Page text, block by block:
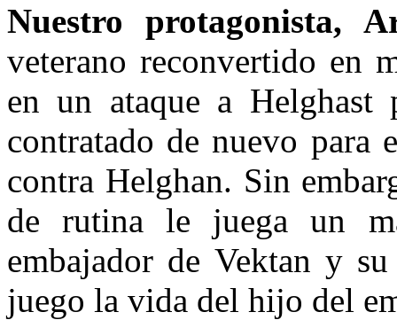
Nuestro protagonista,
veterano reconvertido en
en un ataque a
contratado de nuevo para
contra Helghan. Sin
de rutina le juega un
embajador de Vektan y
juego la vida del hijo del